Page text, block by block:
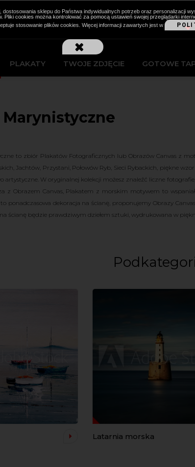
PLAKATY TWOJE ZDJĘCIE GOTOWE
Marynistyczne
to zbiór Plakatów Fotograficznych lub Obrazów Canvas z
Jachtów, Przystani, Połowów Ryb, Sieci Rybackich, piękne
artystyczne. W oryginalnej kolekcji możesz znaleźć liczne
z Obrazem Canvas, Plakatem z morskim motywem to
to ponadczasowa dekoracja na ścianę, proponujemy Obrazy
ścianę będzie prawdziwym dziełem sztuki, wydrukowana w
Latarnia morska
sklepu do Państwa indywidualnych potrzeb oraz personalizacji
cookies można kontrolować za pomocą ustawień swojej przeglądarki
stosowanie plików cookies. Więcej informacji zawartych jest w